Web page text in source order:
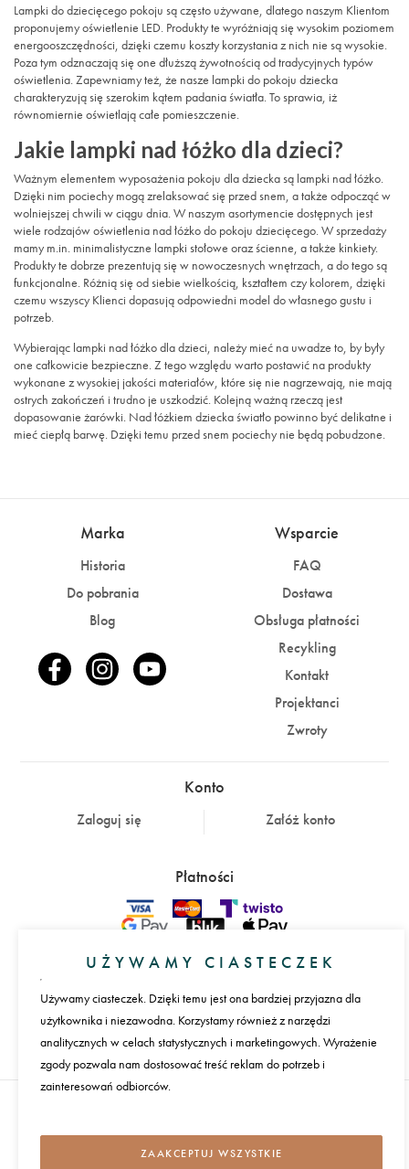
Lampki do dziecięcego pokoju są często używane, dlatego naszym Klientom
proponujemy oświetlenie LED. Produkty te wyróżniają się wysokim poziomem
energooszczędności, dzięki czemu koszty korzystania z nich nie są wysokie.
Poza tym odznaczają się one dłuższą żywotnością od tradycyjnych typów
oświetlenia. Zapewniamy też, że nasze lampki do pokoju dziecka
charakteryzują się szerokim kątem padania światła. To sprawia, iż
równomiernie oświetlają całe pomieszczenie.
Jakie lampki nad łóżko dla dzieci?
Ważnym elementem wyposażenia pokoju dla dziecka są lampki nad łóżko.
Dzięki nim pociechy mogą zrelaksować się przed snem, a także odpocząć w
wolniejszej chwili w ciągu dnia. W naszym asortymencie dostępnych jest
wiele rodzajów oświetlenia nad łóżko do pokoju dziecięcego. W sprzedaży
mamy m.in. minimalistyczne lampki stołowe oraz ścienne, a także kinkiety.
Produkty te dobrze prezentują się w nowoczesnych wnętrzach, a do tego są
funkcjonalne. Różnią się od siebie wielkością, kształtem czy kolorem, dzięki
czemu wszyscy Klienci dopasują odpowiedni model do własnego gustu i
potrzeb.
Wybierając lampki nad łóżko dla dzieci, należy mieć na uwadze to, by były
one całkowicie bezpieczne. Z tego względu warto postawić na produkty
wykonane z wysokiej jakości materiałów, które się nie nagrzewają, nie mają
ostrych zakończeń i trudno je uszkodzić. Kolejną ważną rzeczą jest
dopasowanie żarówki. Nad łóżkiem dziecka światło powinno być delikatne i
mieć ciepłą barwę. Dzięki temu przed snem pociechy nie będą pobudzone.
Marka
Historia
Do pobrania
Blog
Wsparcie
FAQ
Dostawa
Obsługa płatności
Recykling
Kontakt
Projektanci
Zwroty
Konto
Zaloguj się Załóż konto
Płatności
Międzynarodowa dostawa
REGULAMIN I POLITYKA PRYWATNOŚCI
UŻYWAMY CIASTECZEK
Używamy ciasteczek. Dzięki temu jest ona bardziej przyjazna dla
użytkownika i niezawodna. Korzystamy również z narzędzi
analitycznych w celach statystycznych i marketingowych. Wyrażenie
zgody pozwala nam dostosować treść reklam do potrzeb i
zainteresowań odbiorców.
ZAAKCEPTUJ WSZYSTKIE